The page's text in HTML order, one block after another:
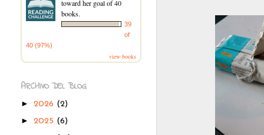
toward her goal of 40
books.
39
of
40 (97%)
view books
ARCHIVO DEL BLOG
► 2026 (2)
► 2025 (6)